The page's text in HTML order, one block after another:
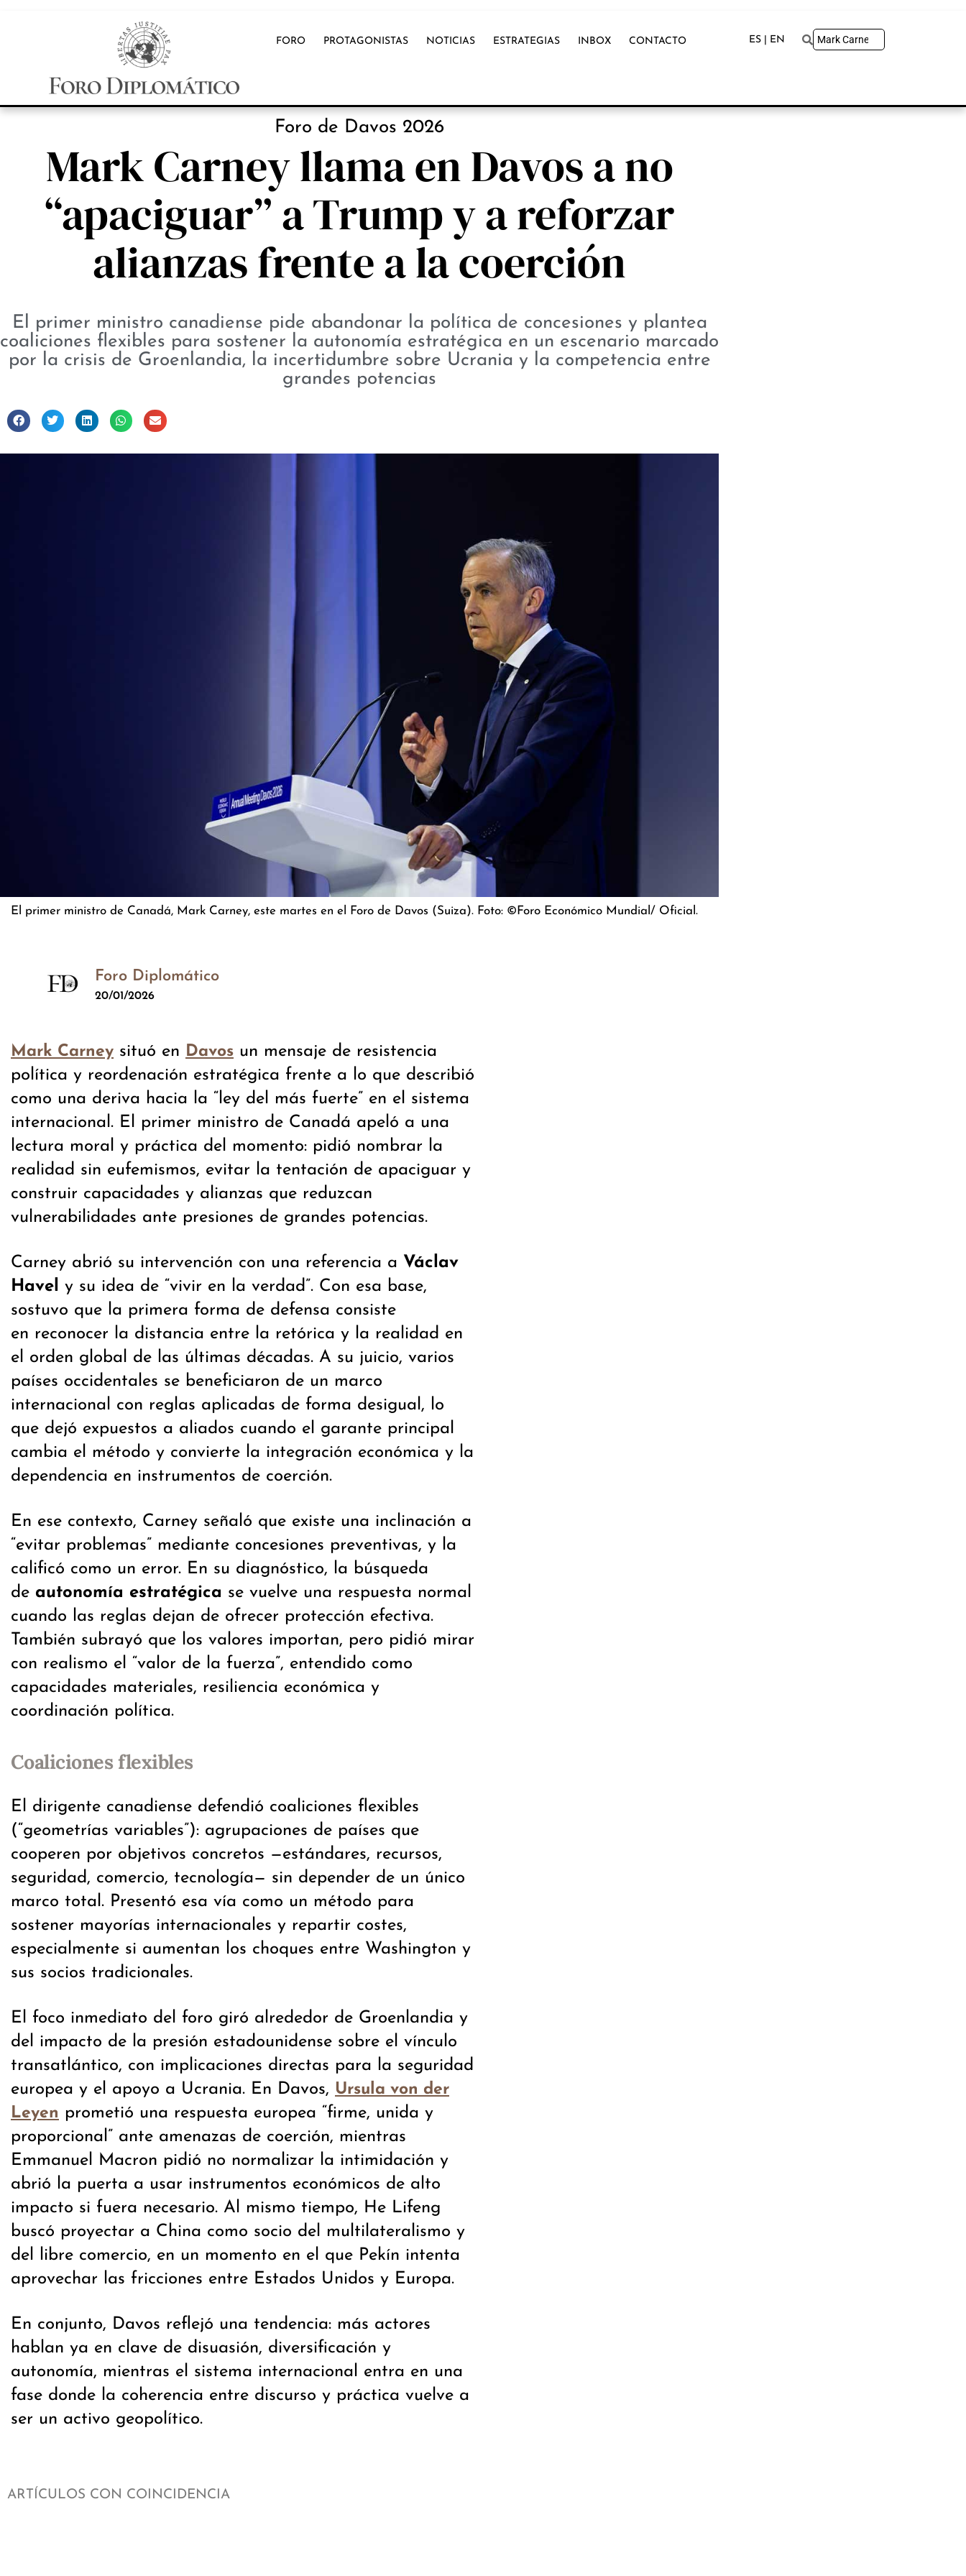
FORO PROTAGONISTAS NOTICIAS ESTRATEGIAS INBOX CONTACTO ES | EN
Foro de Davos 2026
Mark Carney llama en Davos a no
“apaciguar” a Trump y a reforzar
alianzas frente a la coerción
El primer ministro canadiense pide abandonar la política de concesiones y plantea
coaliciones flexibles para sostener la autonomía estratégica en un escenario marcado
por la crisis de Groenlandia, la incertidumbre sobre Ucrania y la competencia entre
grandes potencias
El primer ministro de Canadá, Mark Carney, este martes en el Foro de Davos (Suiza). Foto: ©Foro Económico Mundial/ Oficial.
Foro Diplomático
20/01/2026
Mark Carney situó en Davos un mensaje de resistencia
política y reordenación estratégica frente a lo que describió
como una deriva hacia la “ley del más fuerte” en el sistema
internacional. El primer ministro de Canadá apeló a una
lectura moral y práctica del momento: pidió nombrar la
realidad sin eufemismos, evitar la tentación de apaciguar y
construir capacidades y alianzas que reduzcan
vulnerabilidades ante presiones de grandes potencias.
Carney abrió su intervención con una referencia a Václav
Havel
y su idea de “vivir en la verdad”. Con esa base,
sostuvo que la primera forma de defensa consiste
en reconocer la distancia entre la retórica y la realidad en
el orden global de las últimas décadas. A su juicio, varios
países occidentales se beneficiaron de un marco
internacional con reglas aplicadas de forma desigual, lo
que dejó expuestos a aliados cuando el garante principal
cambia el método y convierte la integración económica y la
dependencia en instrumentos de coerción.
En ese contexto, Carney señaló que existe una inclinación a
“evitar problemas” mediante concesiones preventivas, y la
calificó como un error. En su diagnóstico, la búsqueda
de autonomía estratégica se vuelve una respuesta normal
cuando las reglas dejan de ofrecer protección efectiva.
También subrayó que los valores importan, pero pidió mirar
con realismo el “valor de la fuerza”, entendido como
capacidades materiales, resiliencia económica y
coordinación política.
Coaliciones flexibles
El dirigente canadiense defendió coaliciones flexibles
(“geometrías variables”): agrupaciones de países que
cooperen por objetivos concretos —estándares, recursos,
seguridad, comercio, tecnología— sin depender de un único
marco total. Presentó esa vía como un método para
sostener mayorías internacionales y repartir costes,
especialmente si aumentan los choques entre Washington y
sus socios tradicionales.
El foco inmediato del foro giró alrededor de Groenlandia y
del impacto de la presión estadounidense sobre el vínculo
transatlántico, con implicaciones directas para la seguridad
europea y el apoyo a Ucrania. En Davos, Ursula von der
Leyen prometió una respuesta europea “firme, unida y
proporcional” ante amenazas de coerción, mientras
Emmanuel Macron pidió no normalizar la intimidación y
abrió la puerta a usar instrumentos económicos de alto
impacto si fuera necesario. Al mismo tiempo, He Lifeng
buscó proyectar a China como socio del multilateralismo y
del libre comercio, en un momento en el que Pekín intenta
aprovechar las fricciones entre Estados Unidos y Europa.
En conjunto, Davos reflejó una tendencia: más actores
hablan ya en clave de disuasión, diversificación y
autonomía, mientras el sistema internacional entra en una
fase donde la coherencia entre discurso y práctica vuelve a
ser un activo geopolítico.
ARTÍCULOS CON COINCIDENCIA